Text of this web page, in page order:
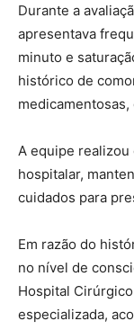
Durante a
apresentava
minuto e
histórico de
A equipe
hospitalar,
cuidados para
Em razão do
no nível de
Hospital
especializada,